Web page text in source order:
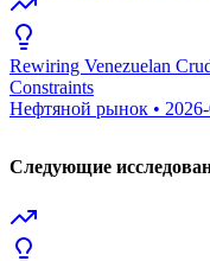
Rewiring Venezuelan
Constraints
Нефтяной рынок •
Следующие